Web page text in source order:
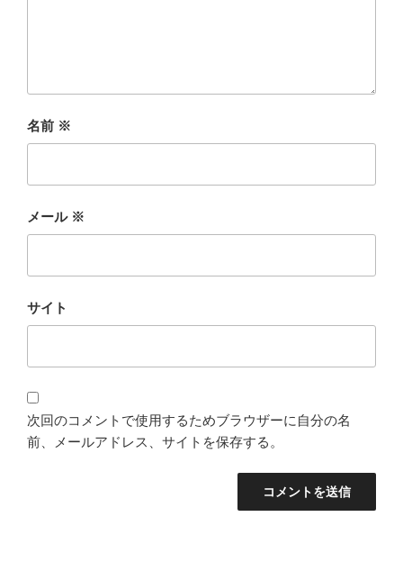
名前 ※
メール ※
サイト
次回のコメントで使用するためブラウザーに自分の名
前、メールアドレス、サイトを保存する。